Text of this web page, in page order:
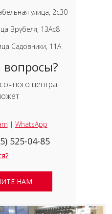
улица, 2с30
Врубеля, 13Ас8
Садовники, 11А
вопросы?
центра
| WhatsApp
525-04-85
НАМ